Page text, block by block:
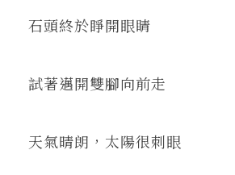
石頭終於睜開眼睛
試著邁開雙腳向前走
天氣晴朗，太陽很刺眼